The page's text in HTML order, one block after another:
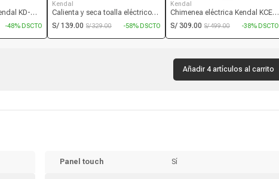
KD-
+ carbón
-48% DSCTO
Kendal
Calienta y seca toalla eléctrico
Kendal TWS 100W, IP21, uso
blanco
S/ 139.00 S/ 329.00 -58% DSCTO
Kendal
Chimenea eléctrica Kendal KCE-
96S, 1800W, efecto flama
temporizador 12 horas, control
S/ 309.00 S/ 499.00 -38% DSCTO
Añadir 4 artículos al carrito
Panel touch Sí